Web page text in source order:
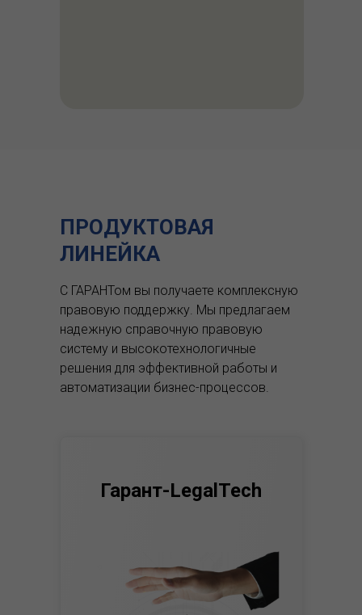
ПРОДУКТОВАЯ
ЛИНЕЙКА
С ГАРАНТом вы получаете комплексную
правовую поддержку. Мы предлагаем
надежную справочную правовую
систему и высокотехнологичные
решения для эффективной работы и
автоматизации бизнес-процессов.
Гарант-LegalTech